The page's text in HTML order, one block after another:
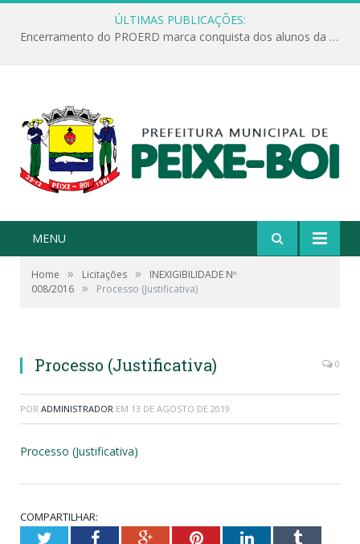
ÚLTIMAS PUBLICAÇÕES:
Encerramento do PROERD marca conquista dos alunos da Escola Jonathas Pontes Athias
MENU
Home » Licitações »
INEXIGIBILIDADE Nº
008/2016 » Processo (Justificativa)
Processo (Justificativa) 0
POR ADMINISTRADOR EM 13 DE AGOSTO DE 2019
Processo (Justificativa)
COMPARTILHAR:
TwitterFacebookGoogle+PinterestLinkedInTumblr